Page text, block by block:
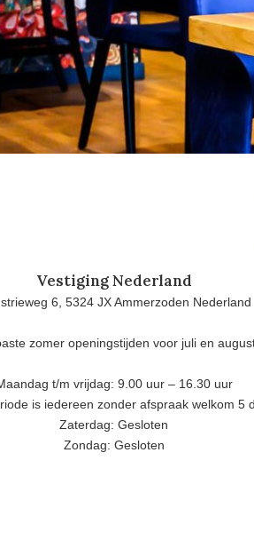
Vestiging Nederland
6, 5324 JX Ammerzoden Nederland
zomer openingstijden voor juli en
t/m vrijdag: 9.00 uur – 16.30 uur
is iedereen zonder afspraak welkom 5
Zaterdag: Gesloten
Zondag: Gesloten